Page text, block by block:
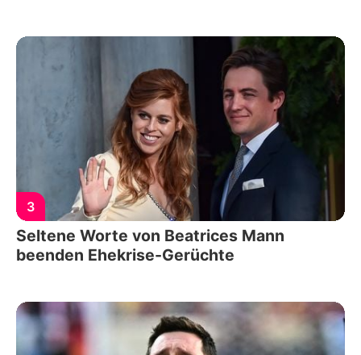
3
Seltene Worte von Beatrices Mann
beenden Ehekrise-Gerüchte